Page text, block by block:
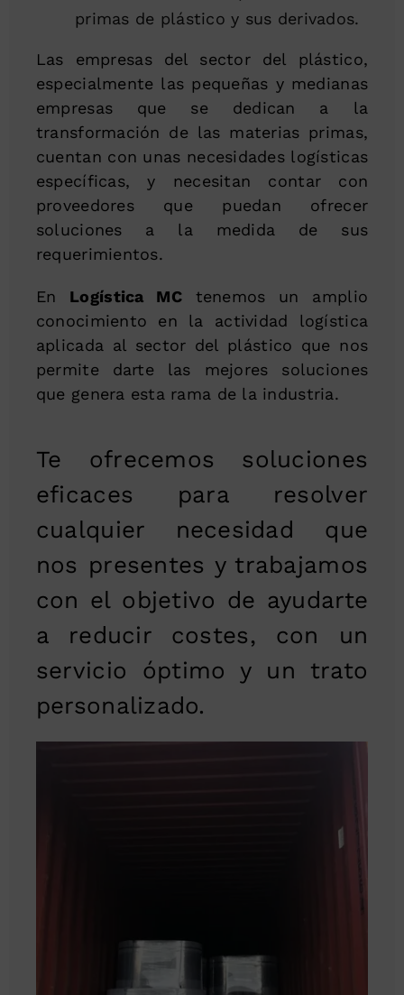
primas de plástico y sus derivados.
Las empresas del sector del plástico,
especialmente las pequeñas y medianas
empresas que se dedican a la
transformación de las materias primas,
cuentan con unas necesidades logísticas
específicas, y necesitan contar con
proveedores que puedan ofrecer
soluciones a la medida de sus
requerimientos.
En Logística MCtenemos un amplio
conocimiento en la actividad logística
aplicada al sector del plástico que nos
permite darte las mejores soluciones
que genera esta rama de la industria.
Te ofrecemos soluciones
eficaces para resolver
cualquier necesidad que
nos presentes y trabajamos
con el objetivo de ayudarte
a reducir costes, con un
servicio óptimo y un trato
personalizado.